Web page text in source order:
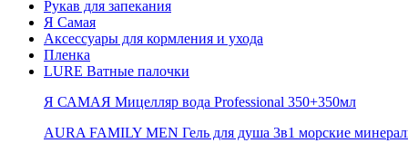
Рукав для запекания
Я Самая
Аксессуары для кормления и ухода
Пленка
LURE Ватные палочки
Я САМАЯ Мицелляр вода Professional 350+350мл
AURA FAMILY MEN Гель для душа 3в1 морские